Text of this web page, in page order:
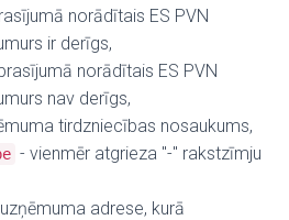
norādītais ES PVN
ir derīgs,
norādītais ES PVN
nav derīgs,
tirdzniecības nosaukums,
- vienmēr atgrieza "-" rakstzīmju
adrese, kurā